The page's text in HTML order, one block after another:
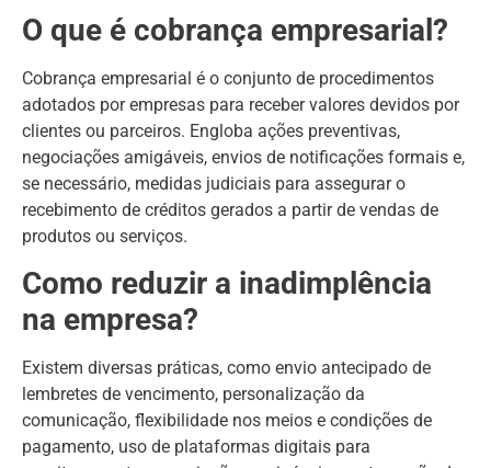
O que é cobrança empresarial?
Cobrança empresarial é o conjunto de procedimentos
adotados por empresas para receber valores devidos por
clientes ou parceiros. Engloba ações preventivas,
negociações amigáveis, envios de notificações formais e,
se necessário, medidas judiciais para assegurar o
recebimento de créditos gerados a partir de vendas de
produtos ou serviços.
Como reduzir a inadimplência
na empresa?
Existem diversas práticas, como envio antecipado de
lembretes de vencimento, personalização da
comunicação, flexibilidade nos meios e condições de
pagamento, uso de plataformas digitais para